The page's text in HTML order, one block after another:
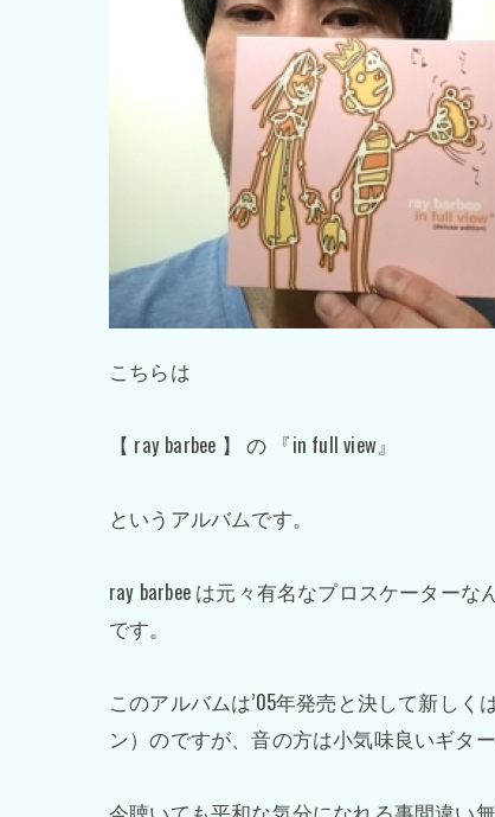
こちらは
【 ray barbee 】 の 『in full view』
というアルバムです。
ray barbee は元々有名なプロスケーター
です。
このアルバムは’05年発売と決して新し
ン）のですが、音の方は小気味良いギタ